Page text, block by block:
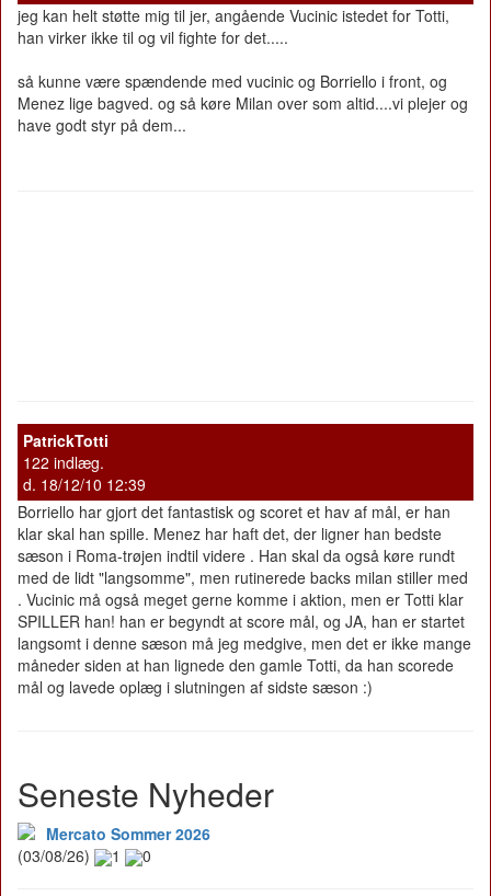
jeg kan helt støtte mig til jer, angående Vucinic istedet for Totti,
han virker ikke til og vil fighte for det.....
så kunne være spændende med vucinic og Borriello i front, og
Menez lige bagved. og så køre Milan over som altid....vi plejer og
have godt styr på dem...
PatrickTotti
122 indlæg.
d. 18/12/10 12:39
Borriello har gjort det fantastisk og scoret et hav af mål, er han
klar skal han spille. Menez har haft det, der ligner han bedste
sæson i Roma-trøjen indtil videre . Han skal da også køre rundt
med de lidt "langsomme", men rutinerede backs milan stiller med
. Vucinic må også meget gerne komme i aktion, men er Totti klar
SPILLER han! han er begyndt at score mål, og JA, han er startet
langsomt i denne sæson må jeg medgive, men det er ikke mange
måneder siden at han lignede den gamle Totti, da han scorede
mål og lavede oplæg i slutningen af sidste sæson :)
Seneste Nyheder
Mercato Sommer 2026
(03/08/26)
1 0